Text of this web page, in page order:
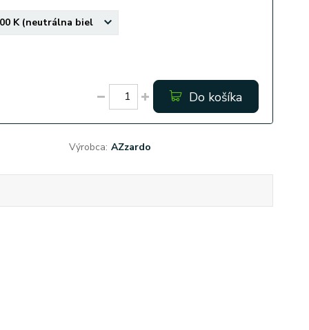
Do košíka
Výrobca: AZzardo